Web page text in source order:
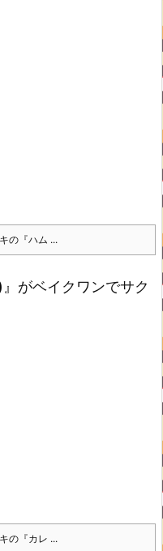
の『ハム ...
がベイクワンでサク
の『カレ ...